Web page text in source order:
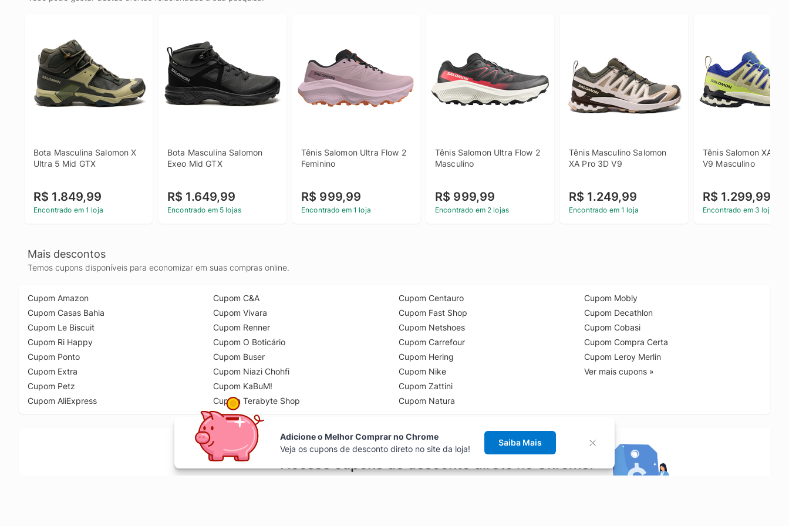
Bota Masculina Salomon X
Ultra 5 Mid GTX
R$ 1.849,99
Encontrado em 1 loja
Bota Masculina Salomon
Exeo Mid GTX
R$ 1.649,99
Encontrado em 5 lojas
Tênis Salomon Ultra Flow 2
Feminino
R$ 999,99
Encontrado em 1 loja
Tênis Salomon Ultra Flow 2
Masculino
R$ 999,99
Encontrado em 2 lojas
Tênis Masculino Salomon
XA Pro 3D V9
R$ 1.249,99
Encontrado em 1 loja
Tênis Salomon XA
V9 Masculino
R$ 1.299,99
Encontrado em 3 lojas
Mais descontos
Temos cupons disponíveis para economizar em suas compras online.
Cupom Amazon
Cupom Casas Bahia
Cupom Le Biscuit
Cupom Ri Happy
Cupom Ponto
Cupom Extra
Cupom Petz
Cupom AliExpress
Cupom C&A
Cupom Vivara
Cupom Renner
Cupom O Boticário
Cupom Buser
Cupom Niazi Chohfi
Cupom KaBuM!
Cupom Terabyte Shop
Cupom Centauro
Cupom Fast Shop
Cupom Netshoes
Cupom Carrefour
Cupom Hering
Cupom Nike
Cupom Zattini
Cupom Natura
Cupom Mobly
Cupom Decathlon
Cupom Cobasi
Cupom Compra Certa
Cupom Leroy Merlin
Ver mais cupons »
Acesse cupons de desconto direto no Chrome!
Adicione o Melhor Comprar no Chrome
Veja os cupons de desconto direto no site da loja!
Saiba Mais